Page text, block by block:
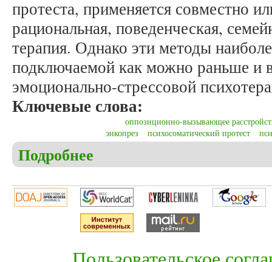
протеста, применяется совместно
рациональная, поведенческая,
терапия. Однако эти методы
подключаемой как можно раньше и
эмоционально-стрессовой
Ключевые слова:
оппозиционно-вызывающее
энкопрез
психосоматический протест
Подробнее